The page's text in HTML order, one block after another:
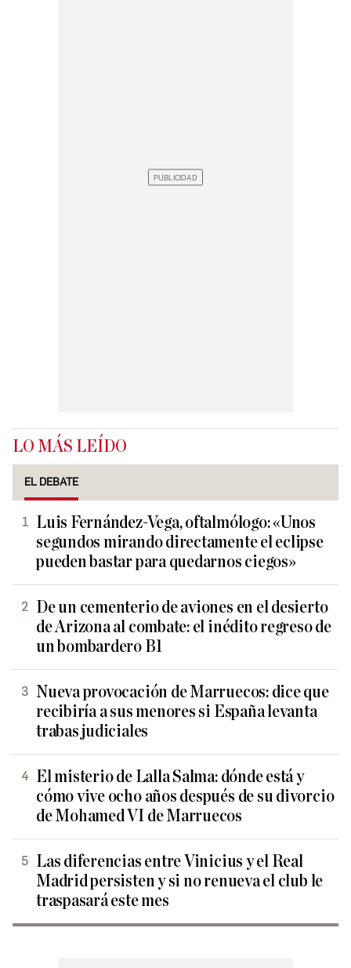
LO MÁS LEÍDO
EL DEBATE
Luis Fernández-Vega, oftalmólogo: «Unos
segundos mirando directamente el eclipse
pueden bastar para quedarnos ciegos»
De un cementerio de aviones en el desierto
de Arizona al combate: el inédito regreso de
un bombardero B1
Nueva provocación de Marruecos: dice que
recibiría a sus menores si España levanta
trabas judiciales
El misterio de Lalla Salma: dónde está y
cómo vive ocho años después de su divorcio
de Mohamed VI de Marruecos
Las diferencias entre Vinicius y el Real
Madrid persisten y si no renueva el club le
traspasará este mes